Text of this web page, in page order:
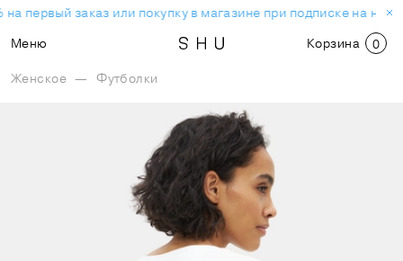
первый заказ или покупку в магазине при подписке на
Меню
Корзина 0
Женское — Футболки